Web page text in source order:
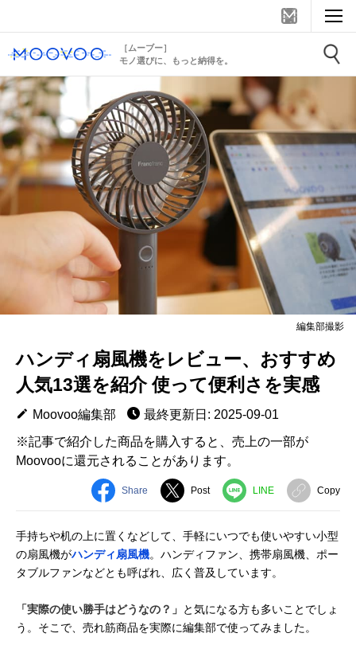
［ムーブー］
モノ選びに、もっと納得を。
編集部撮影
ハンディ扇風機をレビュー、おすすめ
人気13選を紹介 使って便利さを実感
Moovoo編集部
最終更新日: 2025-09-01
※記事で紹介した商品を購入すると、売上の一部が
Moovooに還元されることがあります。
Share Post LINE Copy
手持ちや机の上に置くなどして、手軽にいつでも使いやすい小型
の扇風機がハンディ扇風機。ハンディファン、携帯扇風機、ポー
タブルファンなどとも呼ばれ、広く普及しています。
「実際の使い勝手はどうなの？」 と気になる方も多いことでしょ
う。そこで、売れ筋商品を実際に編集部で使ってみました。